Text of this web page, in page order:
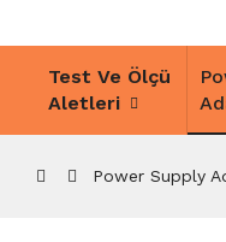
Test Ve Ölçü
Aletleri
Power Supply